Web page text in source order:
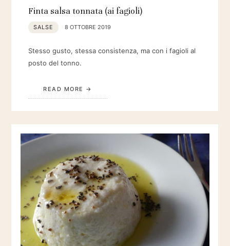
Finta salsa tonnata (ai fagioli)
SALSE 8 OTTOBRE 2019
Stesso gusto, stessa consistenza, ma con i fagioli al
posto del tonno.
READ MORE